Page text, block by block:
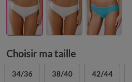
Choisir ma taille
34/36 38/40 42/44